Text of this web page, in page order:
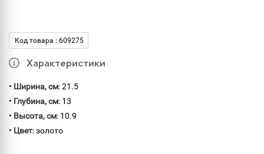
Код товара : 609275
Характеристики
• Ширина, см: 21.5
• Глубина, см: 13
• Высота, см: 10.9
• Цвет: золото